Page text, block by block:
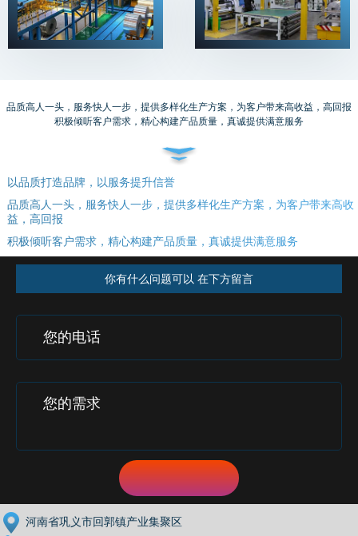
品质高人一头，服务快人一步，提供多样化生产方案，为客户带来高收益，高回报
积极倾听客户需求，精心构建产品质量，真诚提供满意服务
以品质打造品牌，以服务提升信誉
品质高人一头，服务快人一步，提供多样化生产方案，为客户带来高收
益，高回报
积极倾听客户需求，精心构建产品质量，真诚提供满意服务
你有什么问题可以 在下方留言
河南省巩义市回郭镇产业集聚区